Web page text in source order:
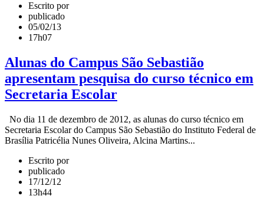
Escrito por
publicado
05/02/13
17h07
Alunas do Campus São Sebastião
apresentam pesquisa do curso técnico em
Secretaria Escolar
No dia 11 de dezembro de 2012, as alunas do curso técnico em
Secretaria Escolar do Campus São Sebastião do Instituto Federal de
Brasília Patricélia Nunes Oliveira, Alcina Martins...
Escrito por
publicado
17/12/12
13h44